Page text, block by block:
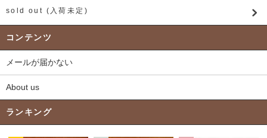
sold out (入荷未定)
コンテンツ
メールが届かない
About us
ランキング